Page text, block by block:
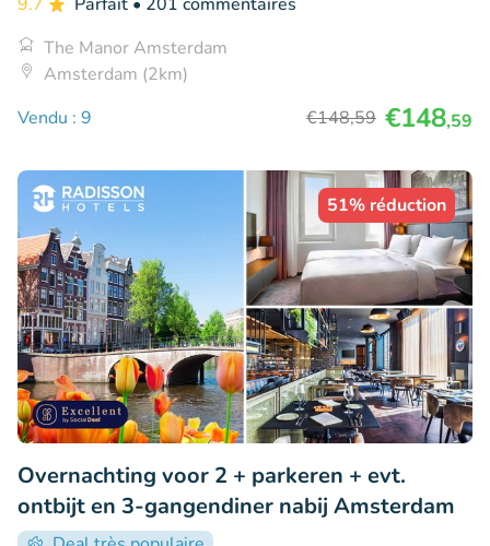
The Manor Amsterdam
Amsterdam (2km)
Vendu : 9
€148,59 €148,59
51% réduction
Overnachting voor 2 + parkeren + evt.
ontbijt en 3-gangendiner nabij Amsterdam